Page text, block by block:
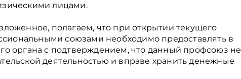
лицами.
полагаем, что при открытии текущего
союзами необходимо предоставлять в
органа с подтверждением, что данный профсоюз не
деятельностью и вправе хранить денежные